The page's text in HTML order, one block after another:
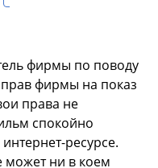
фирмы по поводу
фирмы на показ
права не
спокойно
ресурсе.
может ни в коем